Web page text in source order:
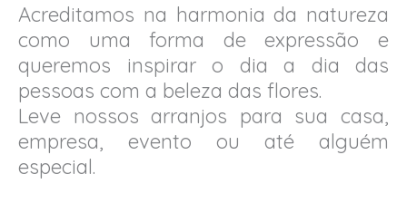
Acreditamos na harmonia da natureza
como uma forma de expressão e
queremos inspirar o dia a dia das
pessoas com a beleza das flores.
Leve nossos arranjos para sua casa,
empresa, evento ou até alguém
especial.